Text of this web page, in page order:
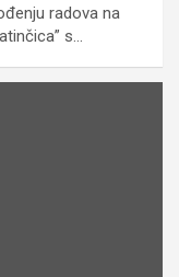
radova na
s…